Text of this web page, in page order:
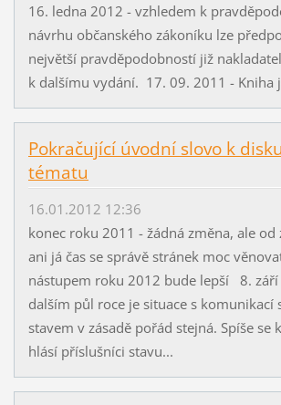
16. ledna 2012 - vzhledem k
návrhu občanského zákoníku lze
největší pravděpodobností již
k dalšímu vydání. 17. 09. 2011 - Kniha
Pokračující úvodní slovo k
tématu
16.01.2012 12:36
konec roku 2011 - žádná změna, ale od
ani já čas se správě stránek moc
nástupem roku 2012 bude lepší 8. září
dalším půl roce je situace s komunikací
stavem v zásadě pořád stejná. Spíše se
hlásí příslušníci stavu...